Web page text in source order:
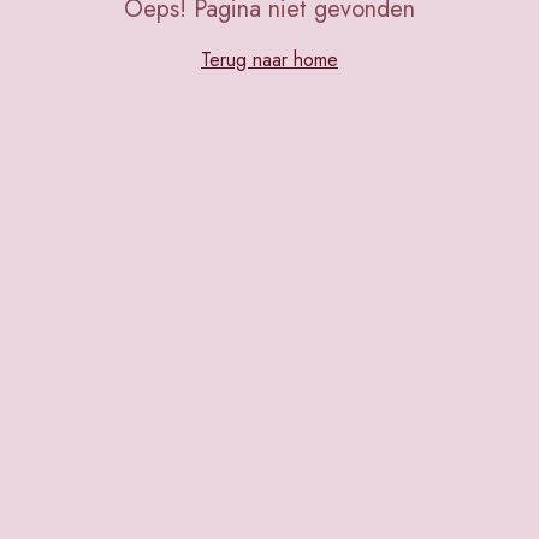
Oeps! Pagina niet gevonden
Terug naar home